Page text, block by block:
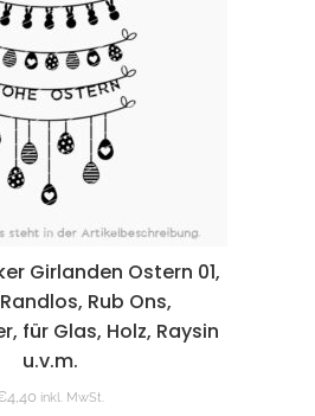
Girlanden Ostern 01,
Rub Ons,
für Glas, Holz, Raysin
u.v.m.
4,40 inkl. MwSt.